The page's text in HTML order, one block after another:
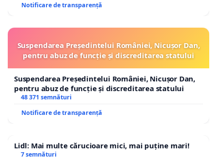
Notificare de transparență
Suspendarea Președintelui României, Nicușor Dan,
pentru abuz de funcție și discreditarea statului
Suspendarea Președintelui României, Nicușor Dan,
pentru abuz de funcție și discreditarea statului
48 371 semnături
Notificare de transparență
Lidl: Mai multe cărucioare mici, mai puține mari!
7 semnături